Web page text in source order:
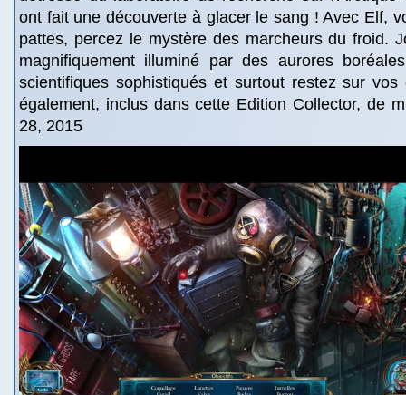
ont fait une découverte à glacer le sang ! Avec Elf,
pattes, percez le mystère des marcheurs du froid.
magnifiquement illuminé par des aurores
scientifiques sophistiqués et surtout restez sur vos
également, inclus dans cette Edition Collector, de
28, 2015